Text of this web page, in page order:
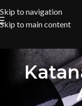
Skip to navigation
Skip to main content